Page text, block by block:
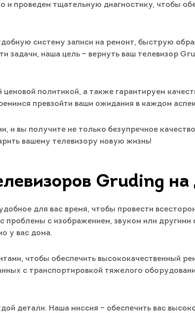
и проведем тщательную диагностику, чтобы
систему записи на ремонт, быструю
задачи, наша цель – вернуть ваш телевизор
политикой, а также гарантируем
превзойти ваши ожидания в каждом
и вы получите не только безупречное
вашему телевизору новую жизнь!
Gruding на
для вас время, чтобы провести
проблемы с изображением, звуком или
у вас дома.
чтобы обеспечить высококачественный
с транспортировкой тяжелого
детали. Наша миссия – обеспечить вас